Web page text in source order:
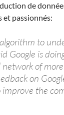
de
et passionnés:
to
Google is
network of
on
the